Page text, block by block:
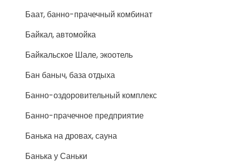
Баат, банно-прачечный комбинат
Байкал, автомойка
Байкальское Шале, экоотель
Бан баныч, база отдыха
Банно-оздоровительный комплекс
Банно-прачечное предприятие
Банька на дровах, сауна
Банька у Саньки